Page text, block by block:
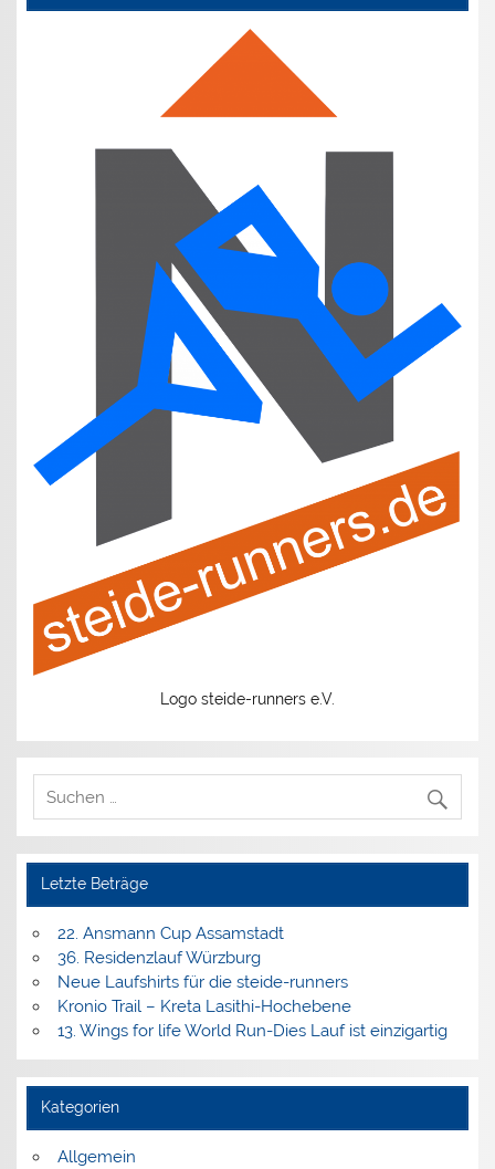
Logo steide-runners e.V.
Letzte Beträge
22. Ansmann Cup Assamstadt
36. Residenzlauf Würzburg
Neue Laufshirts für die steide-runners
Kronio Trail – Kreta Lasithi-Hochebene
13. Wings for life World Run-Dies Lauf ist einzigartig
Kategorien
Allgemein